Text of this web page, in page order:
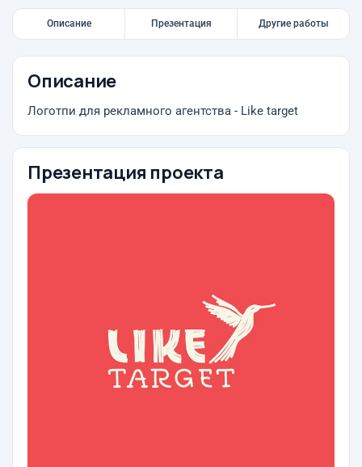
Описание Презентация Другие работы
Описание
Логотпи для рекламного агентства - Like target
Презентация проекта